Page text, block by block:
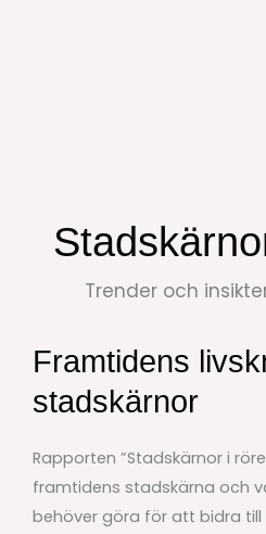
Trender och
Framtidens
stadskärnor
Rapporten ”Stadskärnor i
framtidens stadskärna och
behöver göra för att bidra